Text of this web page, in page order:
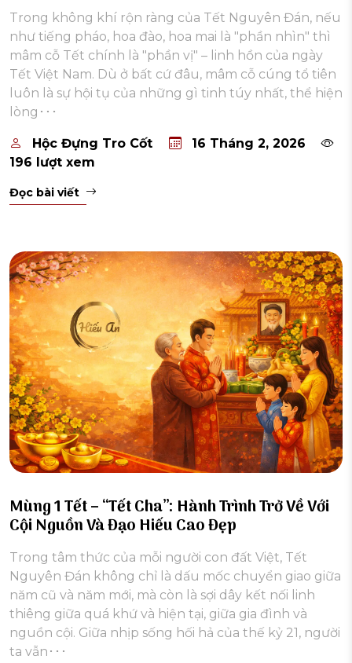
Trong không khí rộn ràng của Tết Nguyên Đán, nếu
như tiếng pháo, hoa đào, hoa mai là "phần nhìn" thì
mâm cỗ Tết chính là "phần vị" – linh hồn của ngày
Tết Việt Nam. Dù ở bất cứ đâu, mâm cỗ cúng tổ tiên
luôn là sự hội tụ của những gì tinh túy nhất, thể hiện
lòng･･･
Hộc Đựng Tro Cốt
16 Tháng 2, 2026
196 lượt xem
Đọc bài viết
Mùng 1 Tết – “Tết Cha”: Hành Trình Trở Về Với
Cội Nguồn Và Đạo Hiếu Cao Đẹp
Trong tâm thức của mỗi người con đất Việt, Tết
Nguyên Đán không chỉ là dấu mốc chuyển giao giữa
năm cũ và năm mới, mà còn là sợi dây kết nối linh
thiêng giữa quá khứ và hiện tại, giữa gia đình và
nguồn cội. Giữa nhịp sống hối hả của thế kỷ 21, người
ta vẫn･･･